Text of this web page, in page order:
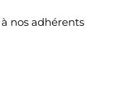
nos adhérents